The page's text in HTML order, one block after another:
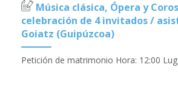
Música clásica, Ópera y
celebración de 4 invitados /
Goiatz (Guipúzcoa)
Petición de matrimonio Hora: 12:00